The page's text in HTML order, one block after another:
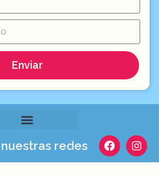
Enviar
redes